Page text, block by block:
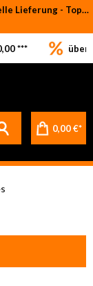
neu: ESS Easy Drain DrainFit Duschrinnen - schnelle Lieferung - Top-Preise
Betrifft ausschließlich bei Bestellware-Fliesen: aufgrund der Werksferien in Italien und Spanien kommt es zu Verzögerungen bei der Verladung. Sämtliche Lagerware (sofort verfügbar) sowie alle anderen Produktgruppen versenden wir weiterhin regulär
*** über
0,00 €*